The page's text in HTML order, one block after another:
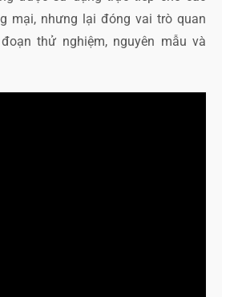
mại, nhưng lại đóng vai trò quan
thử nghiệm, nguyên mẫu và